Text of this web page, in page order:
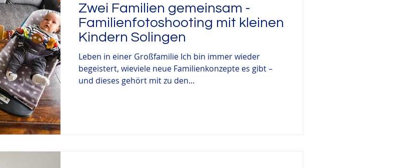
Zwei Familien gemeinsam -
Familienfotoshooting mit kleinen
Kindern Solingen
Leben in einer Großfamilie Ich bin immer wieder
begeistert, wieviele neue Familienkonzepte es gibt –
und dieses gehört mit zu den...